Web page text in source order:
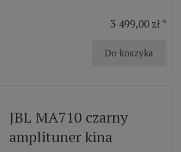
3 499,00 zł *
Do koszyka
JBL MA710 czarny
amplituner kina